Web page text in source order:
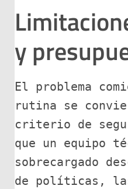
y
El problema
rutina se
criterio de
que un equipo
sobrecargado
de políticas,